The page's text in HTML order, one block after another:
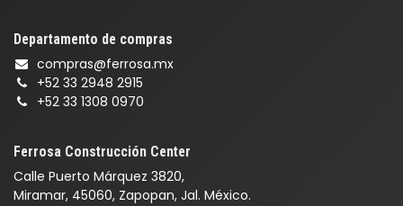
Ferrosa Construcción Center
Calle Puerto Márquez 3820,
Miramar, 45060, Zapopan, Jal. México.
Departamento de compras
compras@ferrosa.mx
+52 33 2948 2915
+52 33 1308 0970